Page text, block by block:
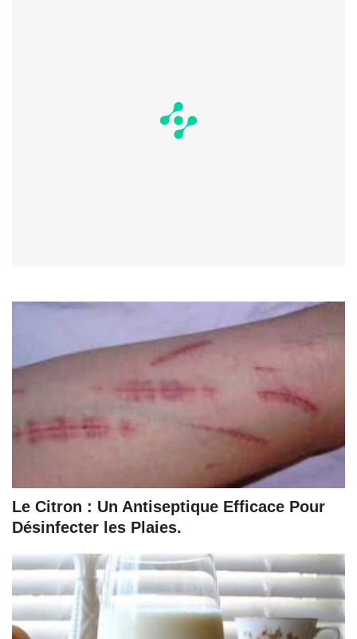
Le Citron : Un Antiseptique Efficace Pour
Désinfecter les Plaies.